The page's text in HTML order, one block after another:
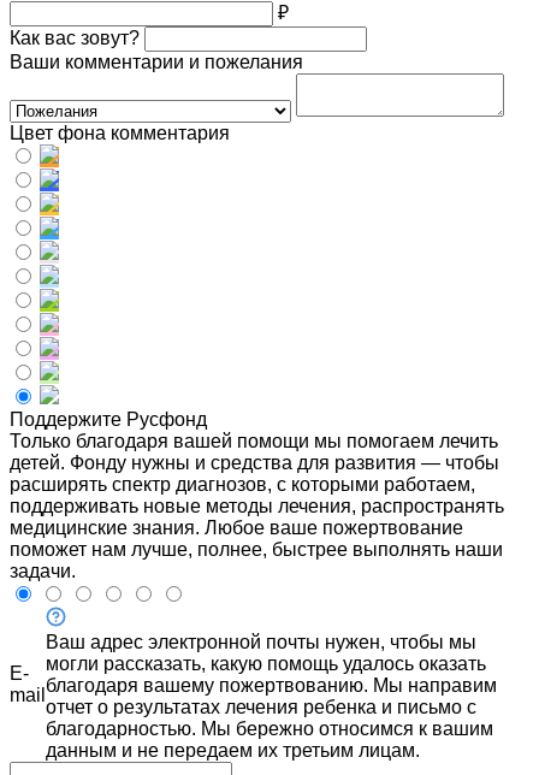
₽
Как вас зовут?
Ваши комментарии и пожелания
Цвет фона комментария
Поддержите Русфонд
Только благодаря вашей помощи мы помогаем лечить
детей. Фонду нужны и средства для развития — чтобы
расширять спектр диагнозов, с которыми работаем,
поддерживать новые методы лечения, распространять
медицинские знания. Любое ваше пожертвование
поможет нам лучше, полнее, быстрее выполнять наши
задачи.
E-
mail
Ваш адрес электронной почты нужен, чтобы мы
могли рассказать, какую помощь удалось оказать
благодаря вашему пожертвованию. Мы направим
отчет о результатах лечения ребенка и письмо с
благодарностью. Мы бережно относимся к вашим
данным и не передаем их третьим лицам.